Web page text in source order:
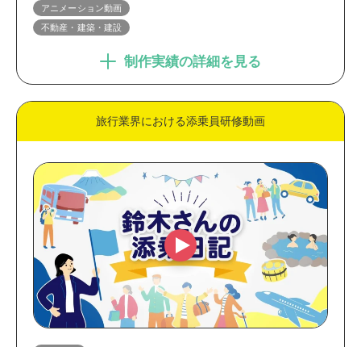
アニメーション動画
不動産・建築・建設
制作実績の詳細を見る
旅行業界における添乗員研修動画